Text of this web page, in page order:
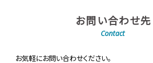
お問い合わせ先
Contact
お気軽にお問い合わせください。